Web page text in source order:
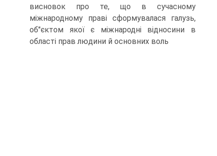
висновок про те, що в сучасному
міжнародному праві сформувалася галузь,
об"єктом якої є міжнародні відносини в
області прав людини й основних воль